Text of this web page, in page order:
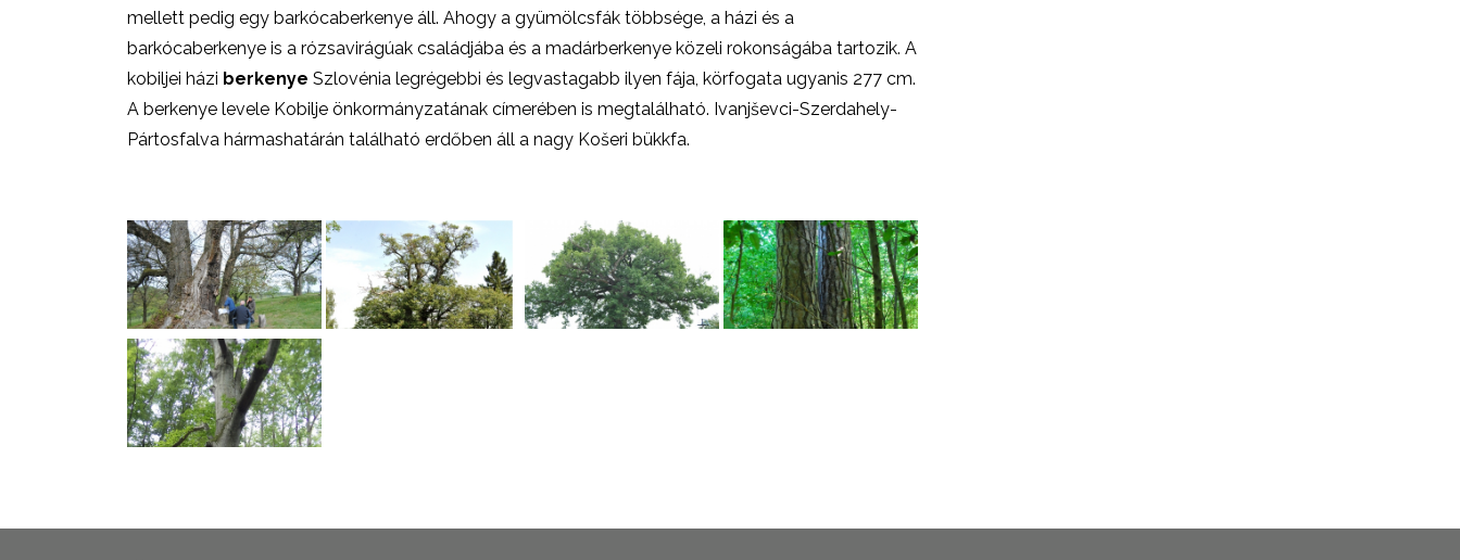
mellett pedig egy barkócaberkenye áll. Ahogy a gyümölcsfák többsége, a házi és a
barkócaberkenye is a rózsavirágúak családjába és a madárberkenye közeli rokonságába tartozik. A
kobiljei házi berkenye Szlovénia legrégebbi és legvastagabb ilyen fája, körfogata ugyanis 277 cm.
A berkenye levele Kobilje önkormányzatának címerében is megtalálható. Ivanjševci-Szerdahely-
Pártosfalva hármashatárán található erdőben áll a nagy Košeri bükkfa.